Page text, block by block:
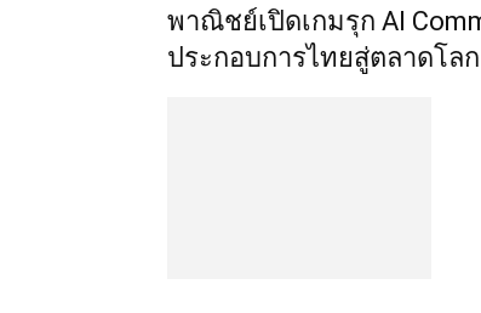
พาณิชย์เปิดเกมรุก AI
ประกอบการไทยสู่ตลาดโลก